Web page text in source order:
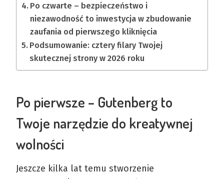
Po czwarte – bezpieczeństwo i
niezawodność to inwestycja w zbudowanie
zaufania od pierwszego kliknięcia
Podsumowanie: cztery filary Twojej
skutecznej strony w 2026 roku
Po pierwsze – Gutenberg to
Twoje narzędzie do kreatywnej
wolności
Jeszcze kilka lat temu stworzenie